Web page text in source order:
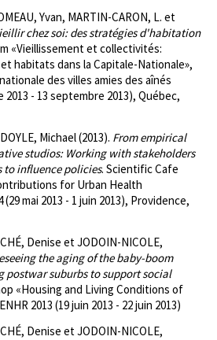
Yvan, MARTIN-CARON, L. et
chez soi: des stratégies d'habitation
«Vieillissement et collectivités:
habitats dans la Capitale-Nationale»,
des villes amies des aînés
2013 - 13 septembre 2013), Québec,
Michael (2013). From empirical
studios: Working with stakeholders
to influence policies. Scientific Cafe
for Urban Health
(29 mai 2013 - 1 juin 2013), Providence,
Denise et JODOIN-NICOLE,
the aging of the baby-boom
postwar suburbs to support social
«Housing and Living Conditions of
2013 (19 juin 2013 - 22 juin 2013)
Denise et JODOIN-NICOLE,